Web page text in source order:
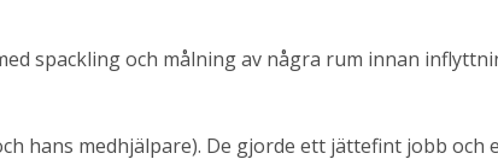
spackling och målning av några rum innan
hans medhjälpare). De gjorde ett jättefint jobb